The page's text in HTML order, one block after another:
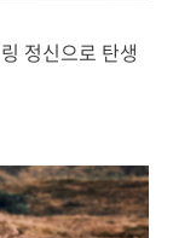
정신으로 탄생